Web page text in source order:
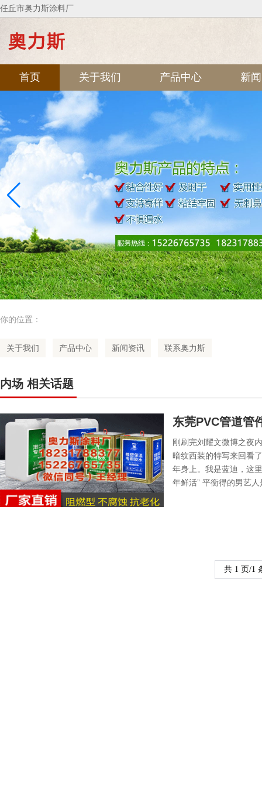
任丘市奥力斯涂料厂
首页 关于我们 产品中心 新
你的位置：
关于我们 产品中心 新闻资讯 联系奥力斯
内场 相关话题
东莞PVC管道管
身，复古里藏着
刚刷完刘耀文微博之夜
暗纹西装的特写来回看
年身上。我是蓝迪，这
年鲜活” 平衡得的男艺
共 1 页/1